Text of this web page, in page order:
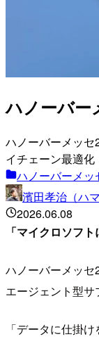
ハノーバー
ハノーバーメッ
イチェーン最適
ハノーバーメッ
濱田孝治（ハ
2026.06.08
「マイクロソフ
ハノーバーメッセ
エージェント型サ
「データに仕掛